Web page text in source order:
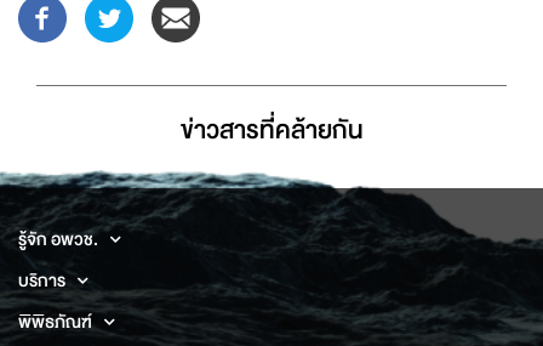
ข่าวสารที่่คล้ายกัน
รู้จัก อพวช.
บริการ
พิพิธภัณฑ์